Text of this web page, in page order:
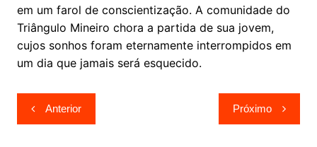
em um farol de conscientização. A comunidade do
Triângulo Mineiro chora a partida de sua jovem,
cujos sonhos foram eternamente interrompidos em
um dia que jamais será esquecido.
Navegação
de
Anterior Próximo